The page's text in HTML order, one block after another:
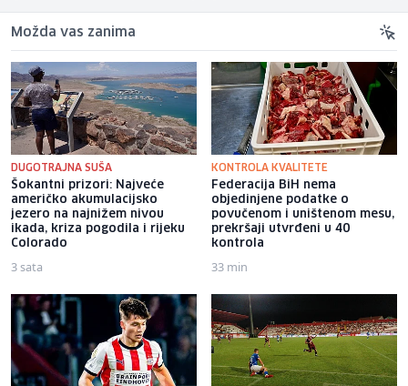
Možda vas zanima
DUGOTRAJNA SUŠA
Šokantni prizori: Najveće
američko akumulacijsko
jezero na najnižem nivou
ikada, kriza pogodila i rijeku
Colorado
3 sata
KONTROLA KVALITETE
Federacija BiH nema
objedinjene podatke o
povučenom i uništenom mesu,
prekršaji utvrđeni u 40
kontrola
33 min